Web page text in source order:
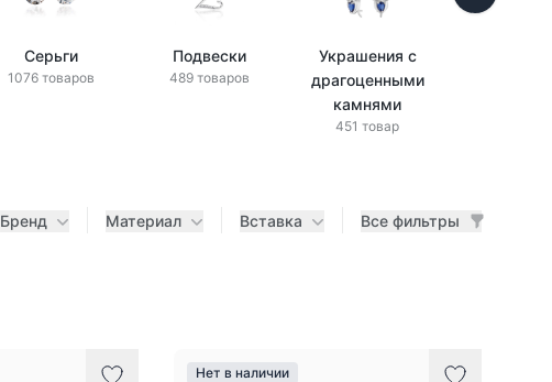
Серьги
1076 товаров
Подвески
489 товаров
Украшения с
драгоценными
камнями
451 товар
Бренд Материал Вставка Все фильтры
Нет в наличии